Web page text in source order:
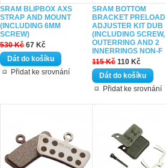
SRAM BLIPBOX AXS
STRAP AND MOUNT
(INCLUDING 6MM
SCREW)
530 Kč 67 Kč
Přidat ke srovnání
SRAM BOTTOM
BRACKET PRELOAD
ADJUSTER KIT DUB
(INCLUDING SCREW,
OUTERRING AND 2
INNERRINGS NON-F
115 Kč 110 Kč
Přidat ke srovnání